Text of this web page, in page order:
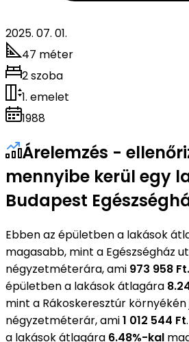
2025. 07. 01.
47 méter
2 szoba
1. emelet
1988
Árelemzés -
mennyibe kerül egy
Budapest
Ebben az épületben a lakások
magasabb, mint a Egészségház
négyzetméterára, ami 973 958 Ft.
épületben a lakások átlagára
mint a Rákoskeresztúr
négyzetméterár, ami1 012 544 Ft
a lakások átlagára 6.48%-kal